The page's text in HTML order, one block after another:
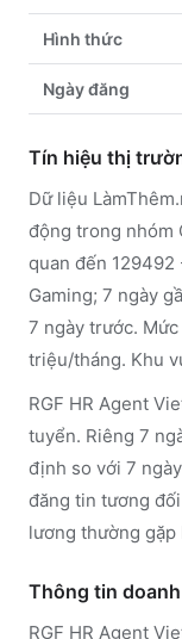
Hình thức
Ngày đăng
Tín hiệu thị
Dữ liệu
động trong nhóm
quan đến
Gaming; 7 ngày
7 ngày trước.
triệu/tháng. Khu
RGF HR Agent
tuyển. Riêng 7
định so với 7
đăng tin tương
lương thường
Thông tin
RGF HR Agent